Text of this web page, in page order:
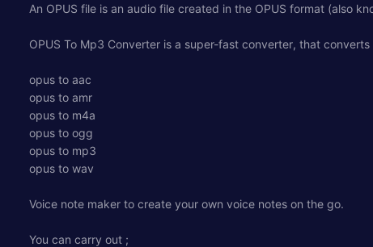
An OPUS file is an audio file created in the OPUS format (also
OPUS To Mp3 Converter is a super-fast converter, that
opus to aac
opus to amr
opus to m4a
opus to ogg
opus to mp3
opus to wav
Voice note maker to create your own voice notes on the go.
You can carry out ;